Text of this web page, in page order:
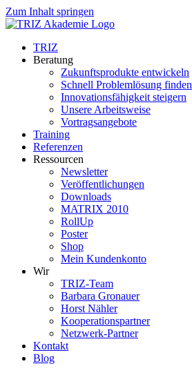
Zum Inhalt springen
TRIZ
Beratung
Zukunftsprodukte entwickeln
Schnell Problemlösung finden
Innovationsfähigkeit steigern
Unsere Arbeitsweise
Vortragsangebote
Training
Referenzen
Ressourcen
Newsletter
Veröffentlichungen
Downloads
MATRIX 2010
RollUp
Poster
Shop
Mein Kundenkonto
Wir
TRIZ-Team
Barbara Gronauer
Horst Nähler
Kooperationspartner
Netzwerk-Partner
Kontakt
Blog